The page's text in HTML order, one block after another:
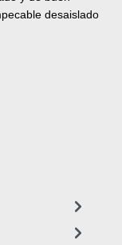
desaislado